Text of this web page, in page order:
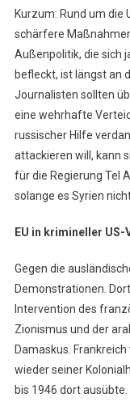
Kurzum: Rund um die
schärfere
Außenpolitik, die sich
befleckt, ist längst an
Journalisten sollten
eine wehrhafte
russischer Hilfe
attackieren will, kann
für die Regierung Tel
solange es Syrien
EU in krimineller
Gegen die
Demonstrationen.
Intervention des
Zionismus und der
Damaskus.
wieder seiner
bis 1946 dort